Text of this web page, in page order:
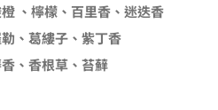
、檸檬、百里香、迷迭香
、葛縷子、紫丁香
、香根草、苔蘚